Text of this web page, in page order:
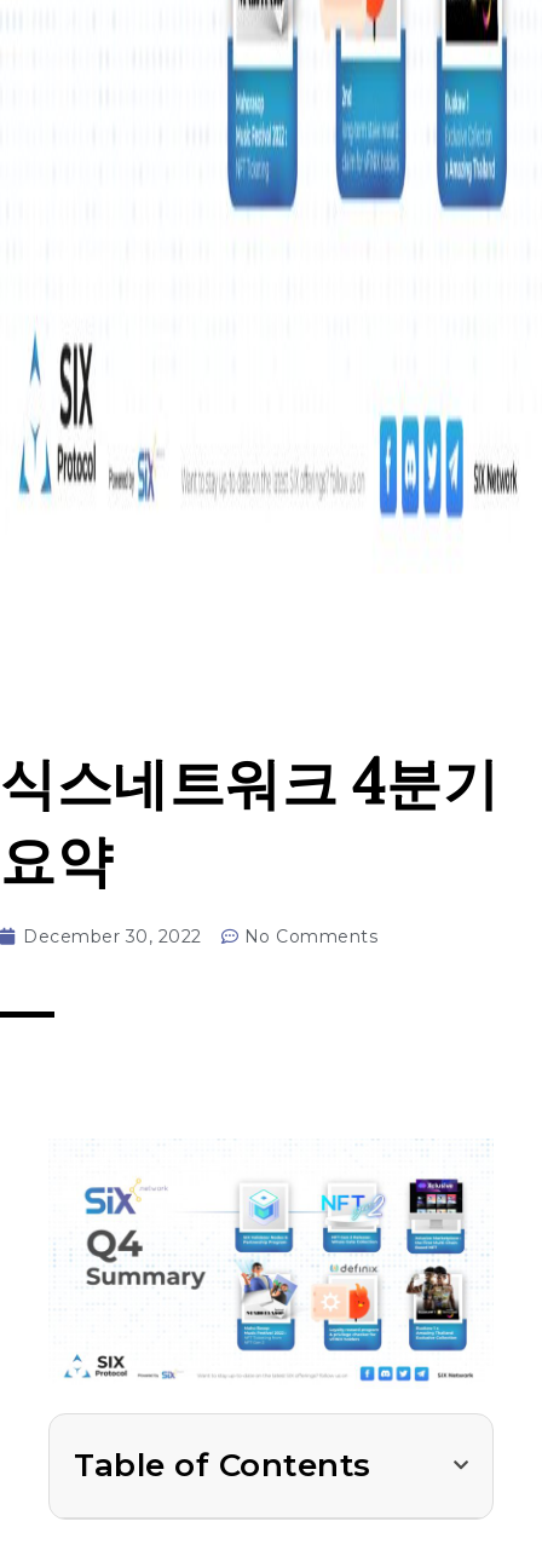
식스네트워크 4분기
요약
December 30, 2022 No Comments
Table of Contents